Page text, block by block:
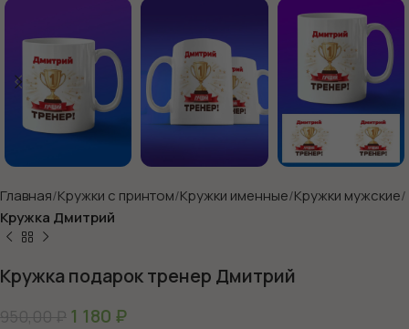
Главная Кружки с принтом Кружки именные Кружки мужские
Кружка Дмитрий
Кружка подарок тренер Дмитрий
950,00₽ 1 180 ₽